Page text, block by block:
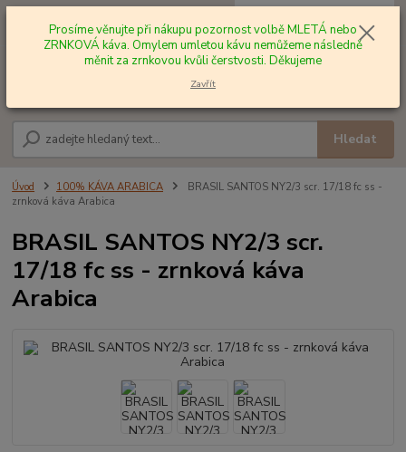
Hledat
+420 602 577 209 za0,00 Kč
Úvod 100% KÁVA ARABICA
BRASIL SANTOS NY2/3 scr. 17/18 fc ss -
zrnková káva Arabica
BRASIL SANTOS NY2/3 scr.
17/18 fc ss - zrnková káva
Arabica
Prosíme věnujte při nákupu pozornost volbě MLETÁ nebo
ZRNKOVÁ káva. Omylem umletou kávu nemůžeme následně
měnit za zrnkovou kvůli čerstvosti. Děkujeme
Zavřít